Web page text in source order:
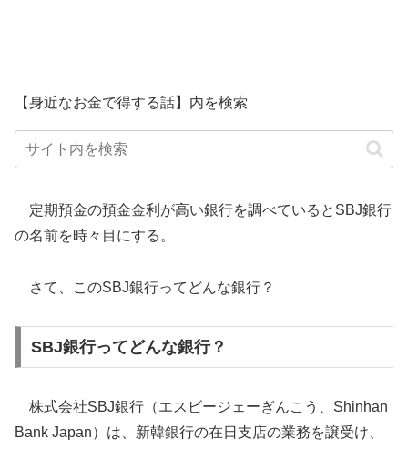
【身近なお金で得する話】内を検索
定期預金の預金金利が高い銀行を調べているとSBJ銀行
の名前を時々目にする。
さて、このSBJ銀行ってどんな銀行？
SBJ銀行ってどんな銀行？
株式会社SBJ銀行（エスビージェーぎんこう、Shinhan
Bank Japan）は、新韓銀行の在日支店の業務を譲受け、